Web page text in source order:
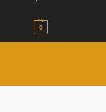
0